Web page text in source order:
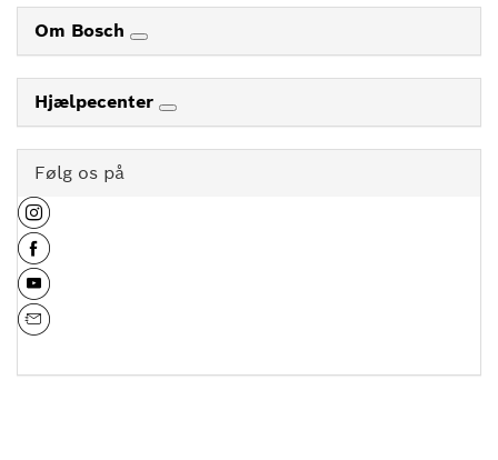
Om Bosch
Hjælpecenter
Følg os på